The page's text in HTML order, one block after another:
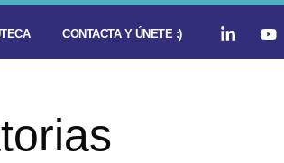
CONTACTA Y ÚNETE :)